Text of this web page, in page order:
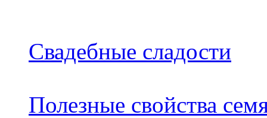
Свадебные сладости
Полезные свойства